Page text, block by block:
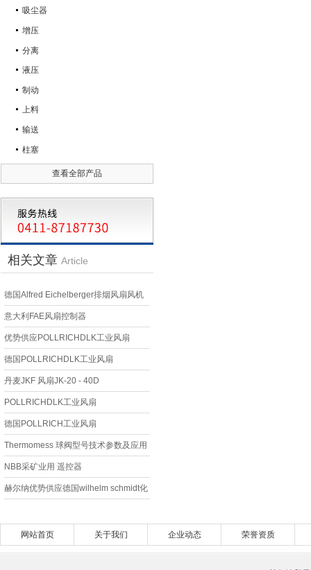
吸尘器
增压
分离
液压
制动
上料
输送
柱塞
查看全部产品
相关文章 Article
德国Alfred Eichelberger排烟风扇风机
RDA2 500
意大利FAE风扇控制器
VRTS20DADPL55——赫尔纳大连
优势供应POLLRICHDLK工业风扇
德国POLLRICHDLK工业风扇
丹麦JKF 风扇JK-20 - 40D
POLLRICHDLK工业风扇
德国POLLRICH工业风扇
Thermomess 球阀型号技术参数及应用
场景
NBB采矿业用 遥控器
赫尔纳优势供应德国wilhelm schmidt化
网站首页 关于我们 企业动态 荣誉资质